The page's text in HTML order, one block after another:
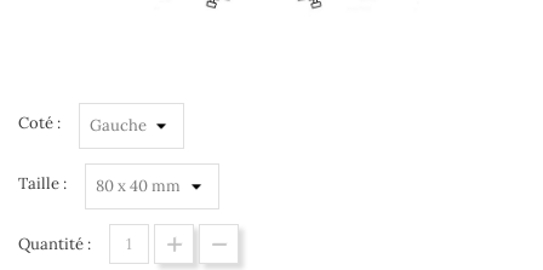
Coté :
Taille :
Quantité :